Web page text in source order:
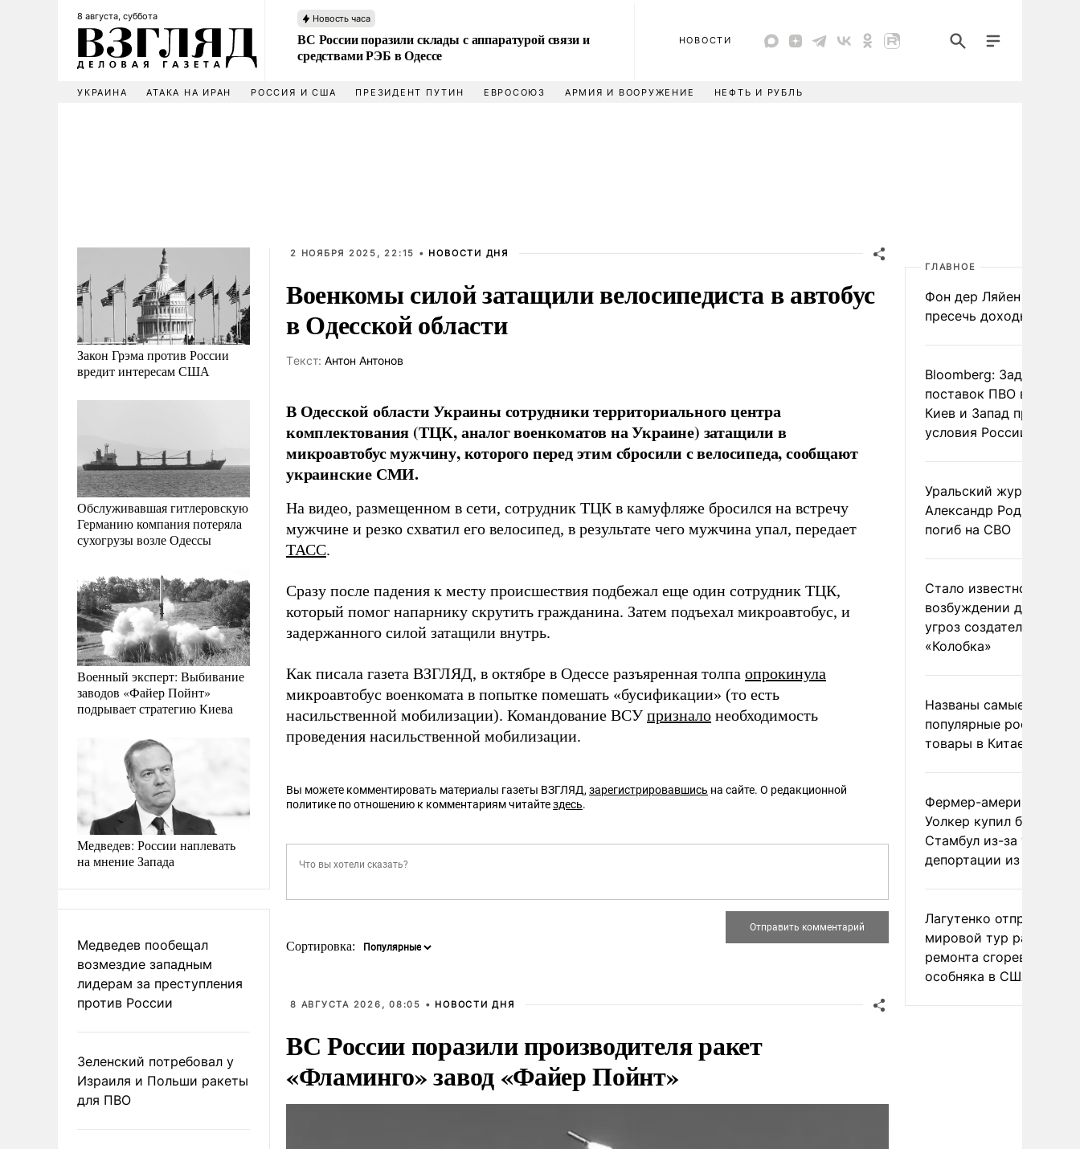
8 августа, суббота Новость часа
ВС России поразили склады с аппаратурой связи и
средствами РЭБ в Одессе
НОВОСТИ
УКРАИНА АТАКА НА ИРАН РОССИЯ И США ПРЕЗИДЕНТ ПУТИН ЕВРОСОЮЗ АРМИЯ И ВООРУЖЕНИЕ НЕФТЬ И РУБЛЬ
Закон Грэма против России
вредит интересам США
Обслуживавшая гитлеровскую
Германию компания потеряла
сухогрузы возле Одессы
Военный эксперт: Выбивание
заводов «Файер Пойнт»
подрывает стратегию Киева
Медведев: России наплевать
на мнение Запада
Медведев пообещал
возмездие западным
лидерам за преступления
против России
Зеленский потребовал у
Израиля и Польши ракеты
для ПВО
2 НОЯБРЯ 2025, 22:15 • НОВОСТИ ДНЯ
Военкомы силой затащили велосипедиста в автобус
в Одесской области
Tекст: Антон Антонов
В Одесской области Украины сотрудники территориального центра
комплектования (ТЦК, аналог военкоматов на Украине) затащили в
микроавтобус мужчину, которого перед этим сбросили с велосипеда, сообщают
украинские СМИ.
На видео, размещенном в сети, сотрудник ТЦК в камуфляже бросился на встречу
мужчине и резко схватил его велосипед, в результате чего мужчина упал, передает
ТАСС.
Сразу после падения к месту происшествия подбежал еще один сотрудник ТЦК,
который помог напарнику скрутить гражданина. Затем подъехал микроавтобус, и
задержанного силой затащили внутрь.
Как писала газета ВЗГЛЯД, в октябре в Одессе разъяренная толпа опрокинула
микроавтобус военкомата в попытке помешать «бусификации» (то есть
насильственной мобилизации). Командование ВСУ признало необходимость
проведения насильственной мобилизации.
Вы можете комментировать материалы газеты ВЗГЛЯД, зарегистрировавшись на сайте. О редакционной
политике по отношению к комментариям читайтездесь.
Сортировка:
8 АВГУСТА 2026, 08:05 • НОВОСТИ ДНЯ
ВС России поразили производителя ракет
«Фламинго» завод «Файер Пойнт»
ГЛАВНОЕ
Фон дер Ляйен
пресечь доходы России
Bloomberg: Задержка
поставок ПВО вынудит
Киев и Запад принять
условия России
Уральский журналист
Александр Родионов
погиб на СВО
Стало известно о
возбуждении дела из-
угроз создателям
«Колобка»
Названы самые
популярные российские
товары в Китае
Фермер-американец
Уолкер купил билет в
Стамбул из-за угрозы
депортации из России
Лагутенко отправился в
мировой тур ради
ремонта сгоревшего
особняка в США